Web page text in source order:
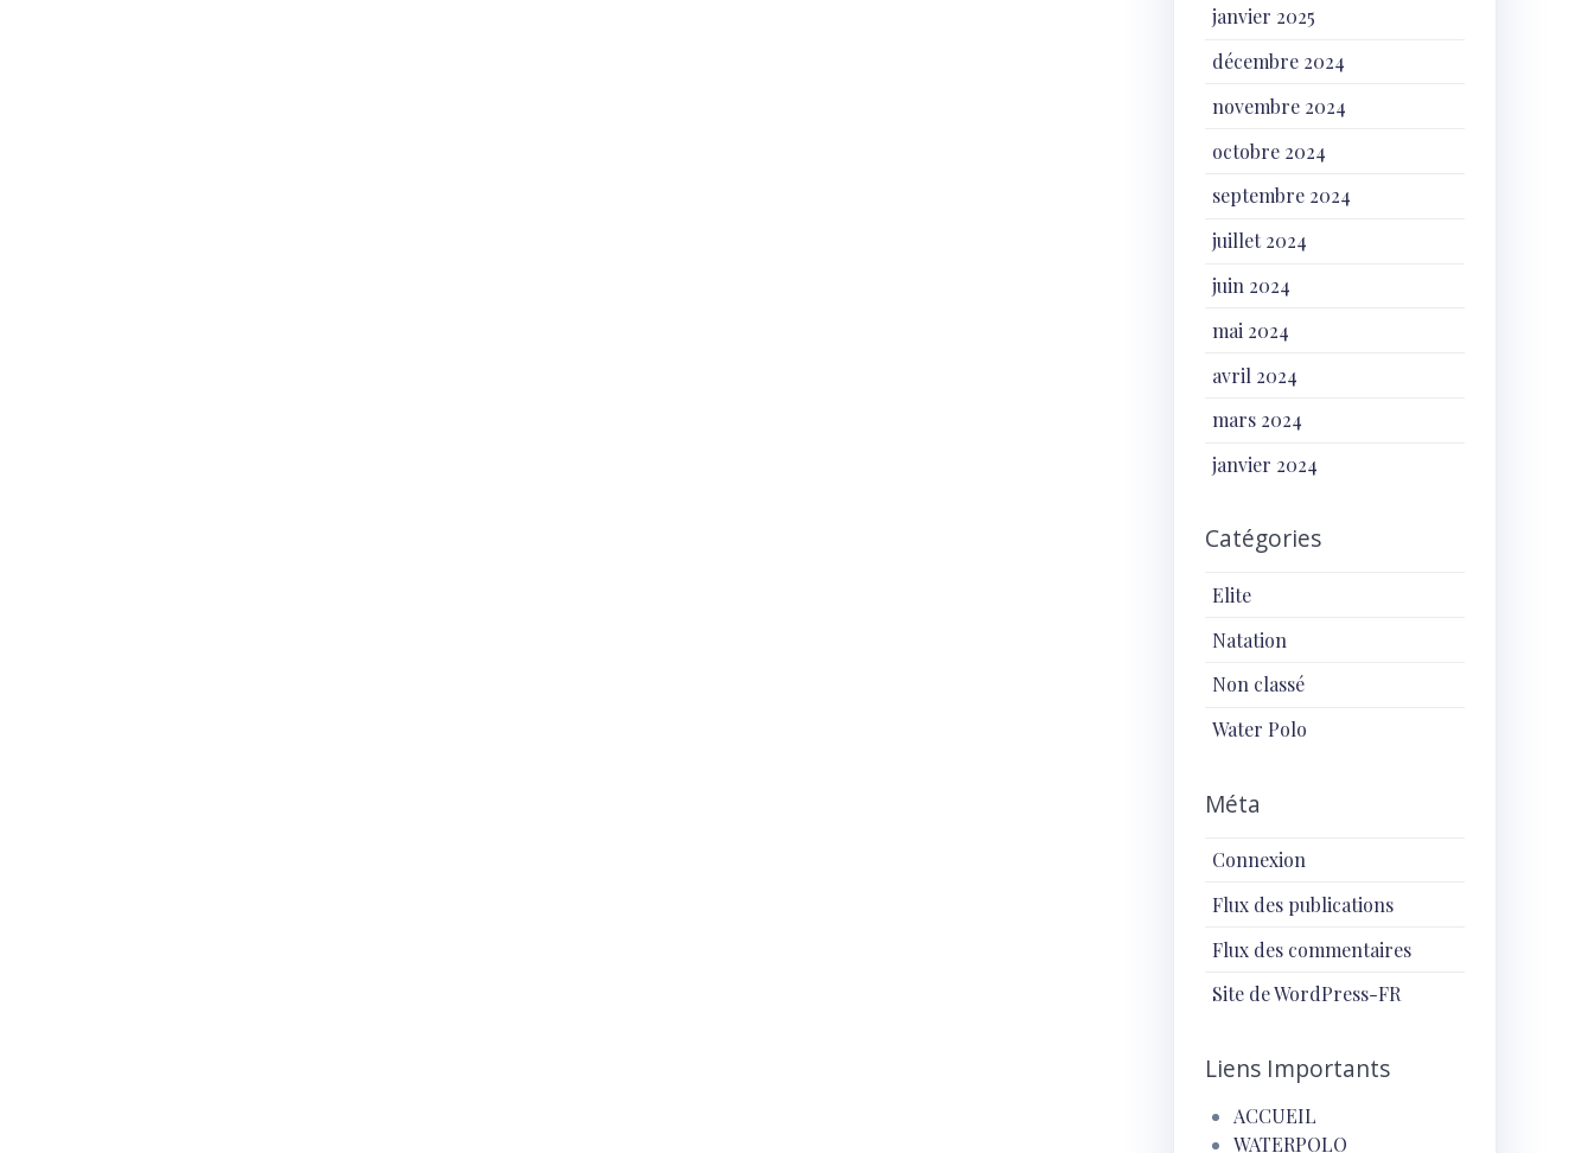
janvier 2025
décembre 2024
novembre 2024
octobre 2024
septembre 2024
juillet 2024
juin 2024
mai 2024
avril 2024
mars 2024
janvier 2024
Catégories
Elite
Natation
Non classé
Water Polo
Méta
Connexion
Flux des publications
Flux des commentaires
Site de WordPress-FR
Liens Importants
ACCUEIL
WATERPOLO